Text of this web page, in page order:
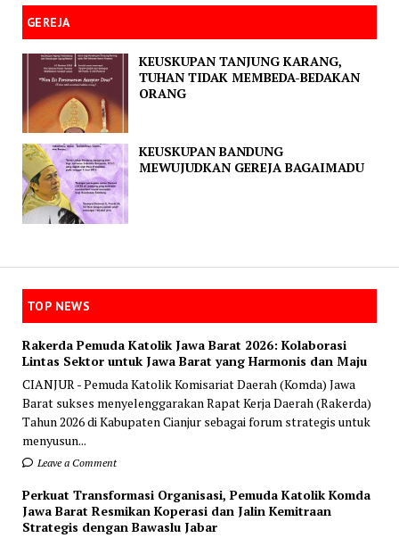
GEREJA
KEUSKUPAN TANJUNG KARANG,
TUHAN TIDAK MEMBEDA-BEDAKAN
ORANG
KEUSKUPAN BANDUNG
MEWUJUDKAN GEREJA BAGAIMADU
TOP NEWS
Rakerda Pemuda Katolik Jawa Barat 2026: Kolaborasi
Lintas Sektor untuk Jawa Barat yang Harmonis dan Maju
CIANJUR - Pemuda Katolik Komisariat Daerah (Komda) Jawa
Barat sukses menyelenggarakan Rapat Kerja Daerah (Rakerda)
Tahun 2026 di Kabupaten Cianjur sebagai forum strategis untuk
menyusun...
Leave a Comment
Perkuat Transformasi Organisasi, Pemuda Katolik Komda
Jawa Barat Resmikan Koperasi dan Jalin Kemitraan
Strategis dengan Bawaslu Jabar